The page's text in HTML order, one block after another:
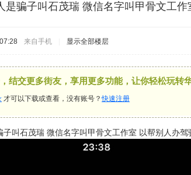
是骗子叫石茂瑞 微信名字叫甲骨文工
来自手机 显示全部楼层
结交更多街友，享用更多功能，让你轻松玩转华
才可以下载或查看，没有账号？快速注册
子叫石茂瑞 微信名字叫甲骨文工作室 以帮别人办